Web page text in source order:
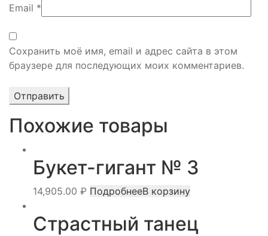
Email *
Сохранить моё имя, email и адрес сайта в этом
браузере для последующих моих комментариев.
Похожие товары
Букет-гигант № 3
14,905.00 ₽ ПодробнееВ корзину
Страстный танец